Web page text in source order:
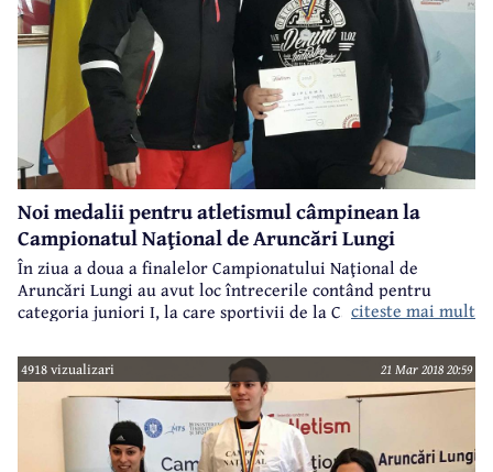
Noi medalii pentru atletismul câmpinean la
Campionatul Naţional de Aruncări Lungi
În ziua a doua a finalelor Campionatului Naţional de
Aruncări Lungi au avut loc întrecerile contând pentru
categoria juniori I, la care sportivii de la CSS Constantin
zilei au urcat de mai multe ori pe podium, demonstrând
încă o dată valoarea şcolii câmpinene de aruncări lungi,
condusă de prof. Nicolae Pavel.
citeste mai mult
4918 vizualizari 21 Mar 2018 20:59